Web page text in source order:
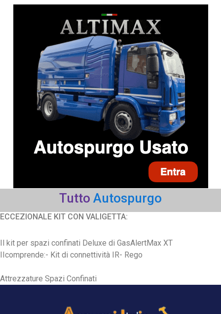
Tutto Autospurgo
ECCEZIONALE KIT CON VALIGETTA:
Il kit per spazi confinati Deluxe di GasAlertMax XT
IIcomprende:- Kit di connettività IR- Rego
Attrezzature Spazi Confinati